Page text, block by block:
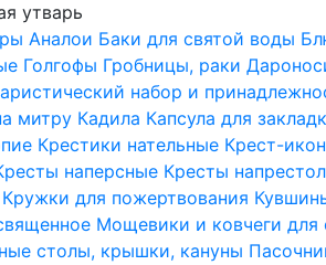
утварь
Аналои Баки для святой воды
Голгофы Гробницы, раки
набор и
митру Кадила Капсула для
Крестики нательные Крест-
наперсные Кресты
Кружки для пожертвования
Мощевики и ковчеги
столы, крышки, кануны